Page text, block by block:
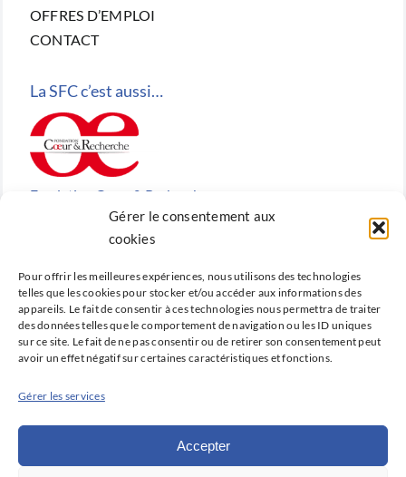
Gérer le consentement aux
cookies
Pour offrir les meilleures expériences, nous utilisons des technologies
telles que les cookies pour stocker et/ou accéder aux informations des
appareils. Le fait de consentir à ces technologies nous permettra de traiter
des données telles que le comportement de navigation ou les ID uniques
sur ce site. Le fait de ne pas consentir ou de retirer son consentement peut
avoir un effet négatif sur certaines caractéristiques et fonctions.
Gérer les services
Accepter
OFFRES D’EMPLOI
CONTACT
La SFC c’est aussi…
Fondation Cœur & Recherche
Reconnue d’utilité publique, la Fondation Cœur &
créée en 2010 par la SFC.
plateforme d’information et de formation de la SFC.